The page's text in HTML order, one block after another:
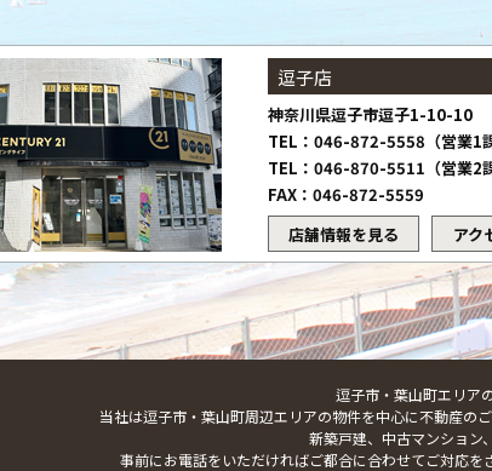
逗子店
神奈川県逗子市逗子1-10-10
TEL：046-872-5558（営業1課
TEL：046-870-5511（営業2課
FAX：046-872-5559
店舗情報を見る
アク
逗子市・葉山町エリア
当社は逗子市・葉山町周辺エリアの物件を中心に不動産の
新築戸建、中古マンション
事前にお電話をいただければご都合に合わせてご対応を